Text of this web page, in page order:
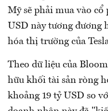
Mỹ sẽ phải mua vào cổ
USD này tương đương
hóa thị trường của
Theo dữ liệu của
hữu khối tài sản ròng
khoảng 19 tỷ USD so